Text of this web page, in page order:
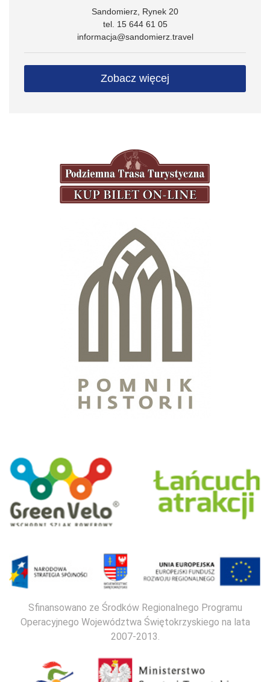
Sandomierz, Rynek 20
tel. 15 644 61 05
informacja@sandomierz.travel
Zobacz więcej
Sfinansowano ze Środków Regionalnego Programu
Operacyjnego Województwa Świętokrzyskiego na lata
2007-2013.